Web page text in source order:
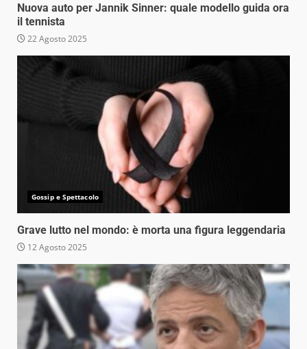
Nuova auto per Jannik Sinner: quale modello guida ora
il tennista
22 Agosto 2025
Gossip e Spettacolo
Grave lutto nel mondo: è morta una figura leggendaria
12 Agosto 2025